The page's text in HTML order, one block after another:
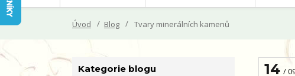
Úvod Blog Tvary minerálních kamenů
Kategorie blogu 14